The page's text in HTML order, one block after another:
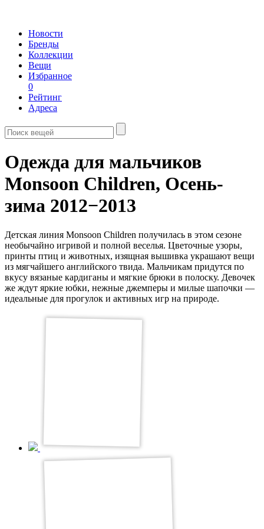
Новости
Бренды
Коллекции
Вещи
Избранное
0
Рейтинг
Адреса
Одежда для мальчиков
Monsoon Children, Осень-
зима 2012−2013
Детская линия Monsoon Children получилась в этом сезоне
необычайно игривой и полной веселья. Цветочные узоры,
принты птиц и животных, изящная вышивка украшают вещи
из мягчайшего английского твида. Мальчикам придутся по
вкусу вязаные кардиганы и мягкие брюки в полоску. Девочек
же ждут яркие юбки, нежные джемперы и милые шапочки —
идеальные для прогулок и активных игр на природе.